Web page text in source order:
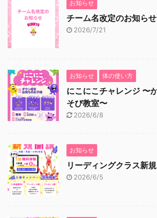
お知らせ
チーム名改定のお知らせ
2026/7/21
お知らせ 体の使い方
にこにこチャレンジ 〜
そび教室〜
2026/6/8
お知らせ
リーディングクラス新規
2026/6/5